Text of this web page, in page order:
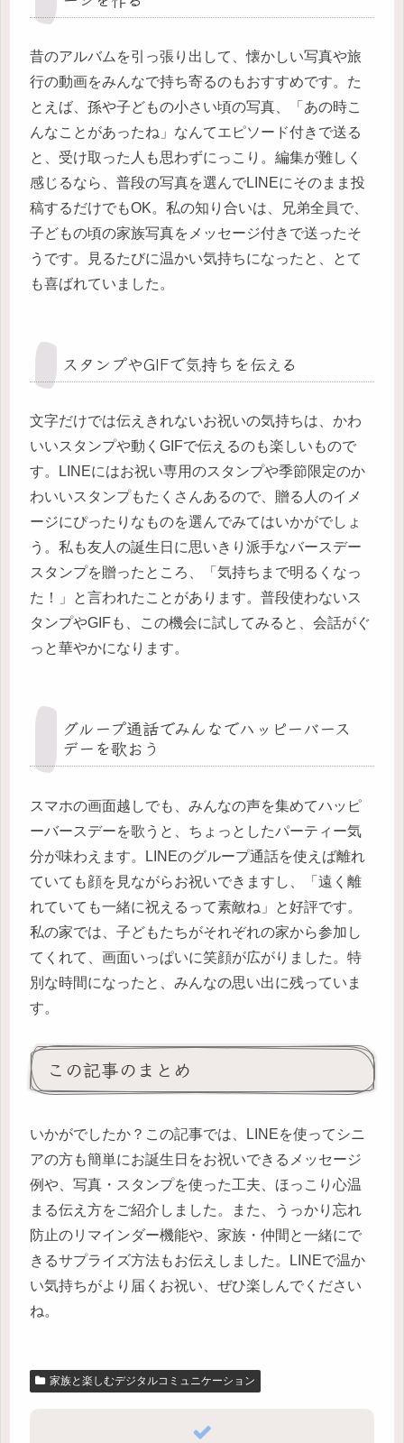
昔のアルバムを引っ張り出して、懐かしい写真や旅
行の動画をみんなで持ち寄るのもおすすめです。た
とえば、孫や子どもの小さい頃の写真、「あの時こ
んなことがあったね」なんてエピソード付きで送る
と、受け取った人も思わずにっこり。編集が難しく
感じるなら、普段の写真を選んでLINEにそのまま投
稿するだけでもOK。私の知り合いは、兄弟全員で、
子どもの頃の家族写真をメッセージ付きで送ったそ
うです。見るたびに温かい気持ちになったと、とて
も喜ばれていました。
スタンプやGIFで気持ちを伝える
文字だけでは伝えきれないお祝いの気持ちは、かわ
いいスタンプや動くGIFで伝えるのも楽しいもので
す。LINEにはお祝い専用のスタンプや季節限定のか
わいいスタンプもたくさんあるので、贈る人のイメ
ージにぴったりなものを選んでみてはいかがでしょ
う。私も友人の誕生日に思いきり派手なバースデー
スタンプを贈ったところ、「気持ちまで明るくなっ
た！」と言われたことがあります。普段使わないス
タンプやGIFも、この機会に試してみると、会話がぐ
っと華やかになります。
グループ通話でみんなでハッピーバース
デーを歌おう
スマホの画面越しでも、みんなの声を集めてハッピ
ーバースデーを歌うと、ちょっとしたパーティー気
分が味わえます。LINEのグループ通話を使えば離れ
ていても顔を見ながらお祝いできますし、「遠く離
れていても一緒に祝えるって素敵ね」と好評です。
私の家では、子どもたちがそれぞれの家から参加し
てくれて、画面いっぱいに笑顔が広がりました。特
別な時間になったと、みんなの思い出に残っていま
す。
この記事のまとめ
いかがでしたか？この記事では、LINEを使ってシニ
アの方も簡単にお誕生日をお祝いできるメッセージ
例や、写真・スタンプを使った工夫、ほっこり心温
まる伝え方をご紹介しました。また、うっかり忘れ
防止のリマインダー機能や、家族・仲間と一緒にで
きるサプライズ方法もお伝えしました。LINEで温か
い気持ちがより届くお祝い、ぜひ楽しんでください
ね。
家族と楽しむデジタルコミュニケーション